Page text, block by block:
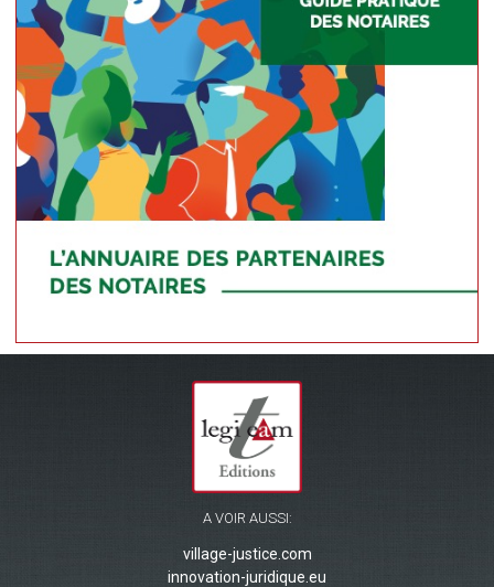
A VOIR AUSSI:
village-justice.com
innovation-juridique.eu